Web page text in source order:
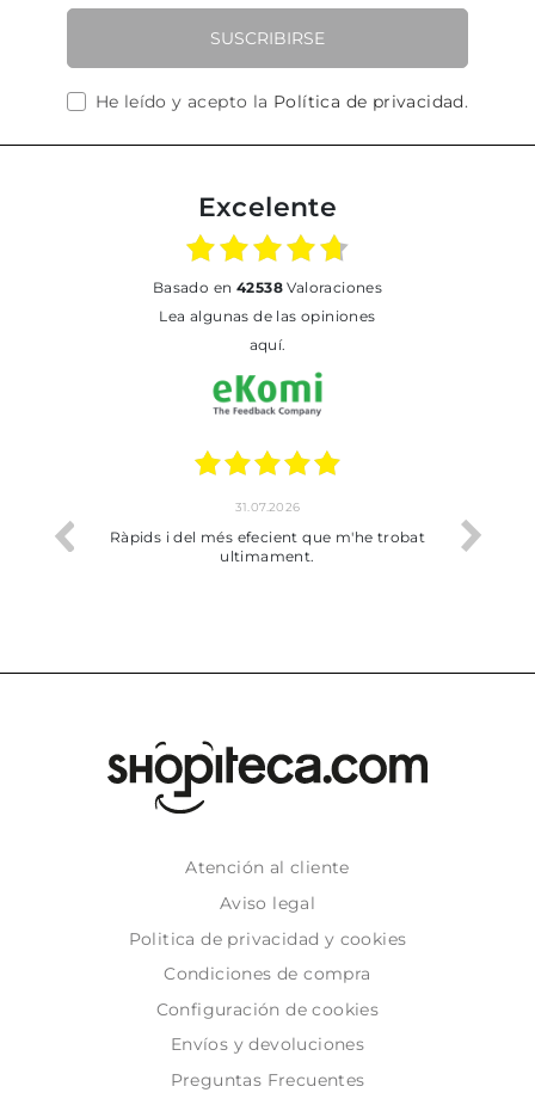
SUSCRIBIRSE
He leído y acepto la Política de privacidad.
Excelente
basado en 42538Valoraciones
Lea algunas de las opiniones
aquí.
31.07.2026
Ràpids i del més efecient que m'he trobat
ultimament.
Atención al cliente
Aviso legal
Politica de privacidad y cookies
Condiciones de compra
Configuración de cookies
Envíos y devoluciones
Preguntas Frecuentes